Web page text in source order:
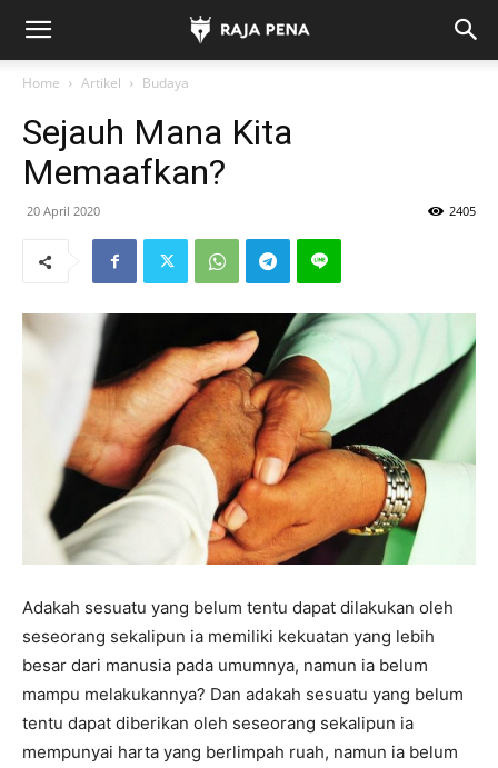
Home Artikel Budaya
Sejauh Mana Kita
Memaafkan?
20 April 2020 2405
Adakah sesuatu yang belum tentu dapat dilakukan oleh
seseorang sekalipun ia memiliki kekuatan yang lebih
besar dari manusia pada umumnya, namun ia belum
mampu melakukannya? Dan adakah sesuatu yang belum
tentu dapat diberikan oleh seseorang sekalipun ia
mempunyai harta yang berlimpah ruah, namun ia belum